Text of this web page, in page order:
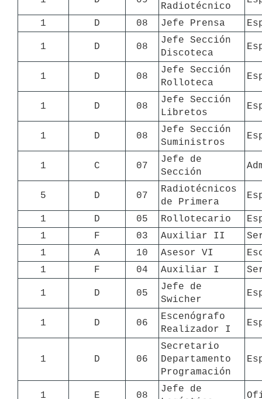
Radiotécnico
1 D 08 Jefe Prensa
1 D 08
Jefe Sección
Discoteca
1 D 08
Jefe Sección
Rolloteca
1 D 08
Jefe Sección
Libretos
1 D 08
Jefe Sección
Suministros
1 C 07
Jefe de
Sección
5 D 07
Radiotécnicos
de Primera
1 D 05 Rollotecario
1
F 03 Auxiliar II
1
A 10 Asesor VI
1
F 04 Auxiliar I
1 D 05
Jefe de
Swicher
1 D 06
Escenógrafo
Realizador I
1 D 06
Secretario
Departamento
Programación
1 E 08
Jefe de